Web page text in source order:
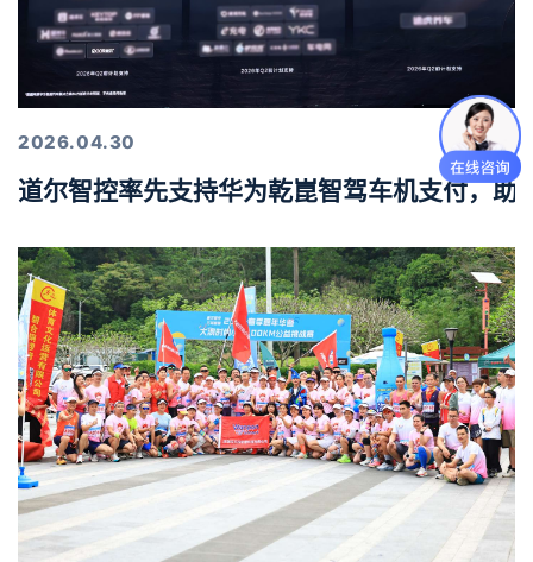
2026.04.30
道尔智控率先支持华为乾崑智驾车机支付，助